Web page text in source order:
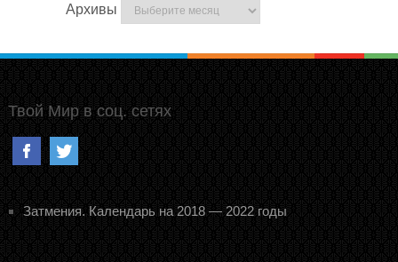
Архивы
Твой Мир в соц. сетях
Затмения. Календарь на 2018 — 2022 годы